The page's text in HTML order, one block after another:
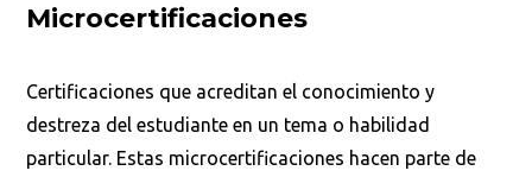
Microcertificaciones
Certificaciones que acreditan el conocimiento y
destreza del estudiante en un tema o habilidad
particular. Estas microcertificaciones hacen parte de
Ordenar por: *